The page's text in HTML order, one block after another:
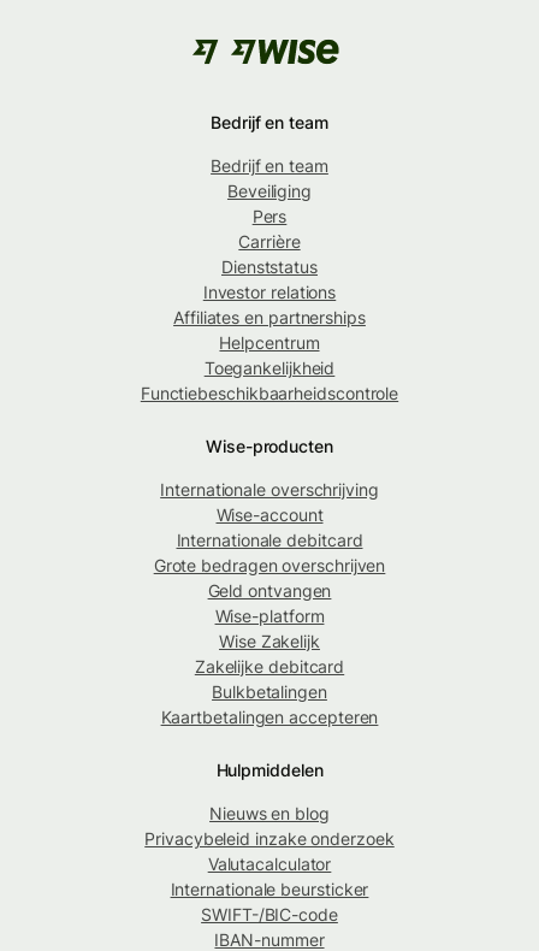
Bedrijf en team
Bedrijf en team
Beveiliging
Pers
Carrière
Dienststatus
Investor relations
Affiliates en partnerships
Helpcentrum
Toegankelijkheid
Functiebeschikbaarheidscontrole
Wise-producten
Internationale overschrijving
Wise-account
Internationale debitcard
Grote bedragen overschrijven
Geld ontvangen
Wise-platform
Wise Zakelijk
Zakelijke debitcard
Bulkbetalingen
Kaartbetalingen accepteren
Hulpmiddelen
Nieuws en blog
Privacybeleid inzake onderzoek
Valutacalculator
Internationale beursticker
SWIFT-/BIC-code
IBAN-nummer